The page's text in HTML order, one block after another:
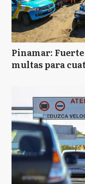
Pinamar:
multas para